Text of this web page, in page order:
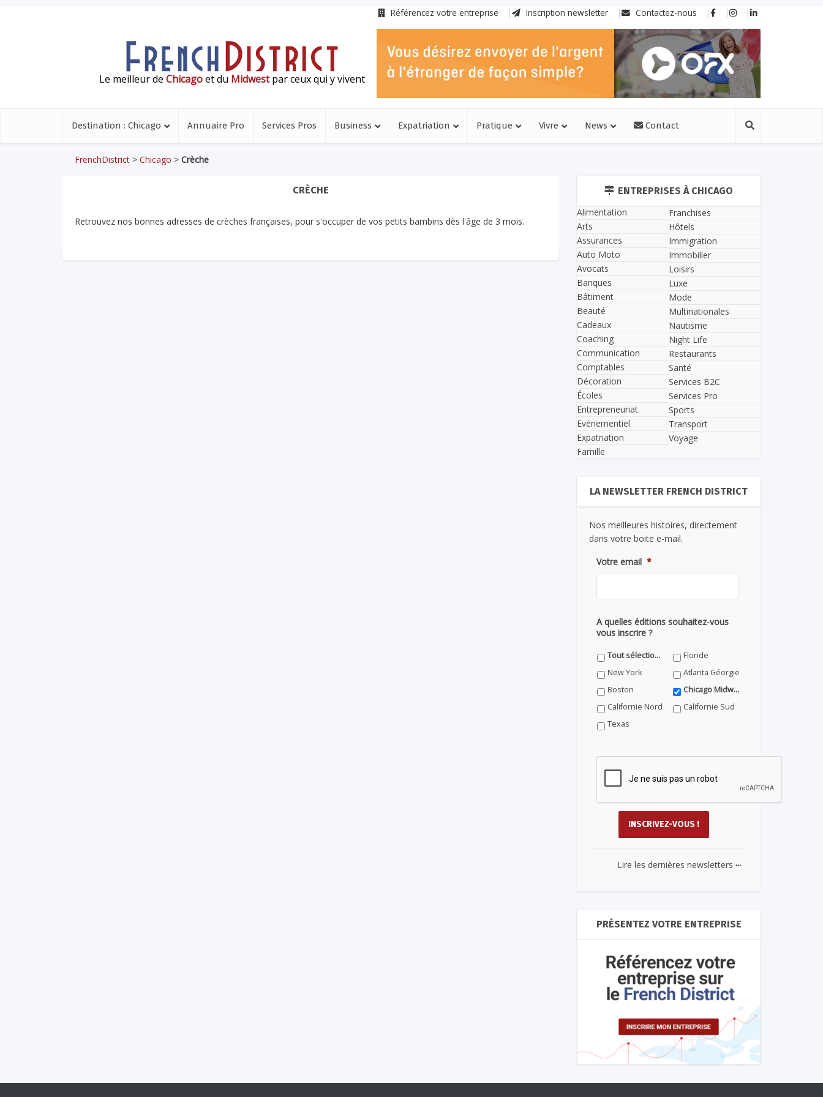
Référencez votre entreprise Inscription newsletter Contactez-nous
Le meilleur de Chicagoet du Midwestpar ceux qui y vivent
Destination : Chicago Annuaire Pro Services Pros Business Expatriation Pratique Vivre News Contact
FrenchDistrict > Chicago > Crèche
CRÈCHE
Retrouvez nos bonnes adresses de crèches françaises, pour s'occuper de vos petits bambins dès l'âge de 3 mois.
ENTREPRISES À CHICAGO
Alimentation
Arts
Assurances
Auto Moto
Avocats
Banques
Bâtiment
Beauté
Cadeaux
Coaching
Communication
Comptables
Décoration
Écoles
Entrepreneuriat
Evènementiel
Expatriation
Famille
Franchises
Hôtels
Immigration
Immobilier
Loisirs
Luxe
Mode
Multinationales
Nautisme
Night Life
Restaurants
Santé
Services B2C
Services Pro
Sports
Transport
Voyage
LA NEWSLETTER FRENCH DISTRICT
Nos meilleures histoires, directement
dans votre boite e-mail.
Votre email *
A quelles éditions souhaitez-vous
vous inscrire ?
Tout sélectionner
Floride
New York
Atlanta Géorgie
Boston
Chicago Midwest
Californie Nord
Californie Sud
Texas
Lire les dernières newsletters ...
PRÉSENTEZ VOTRE ENTREPRISE